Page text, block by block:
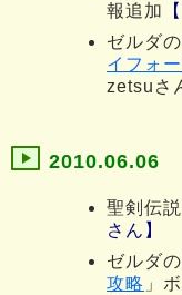
報追加
ゼルダ
イフォ
zetsuさ
2010.06.06
聖剣伝説
さん】
ゼルダ
攻略 」